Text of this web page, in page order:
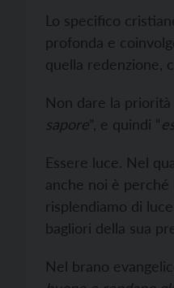
Lo specifico
profonda e
quella redenzione,
Non dare la
sapore”, e quindi “
Essere luce. Nel
anche noi è perché
risplendiamo di
bagliori della sua
Nel brano